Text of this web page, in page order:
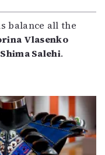
balance all the
Vlasenko
Shima Salehi.